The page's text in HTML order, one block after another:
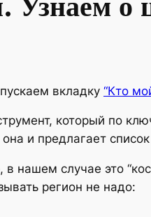
вкладку “Кто
который по
она и предлагает
нашем случае это
регион не надо: